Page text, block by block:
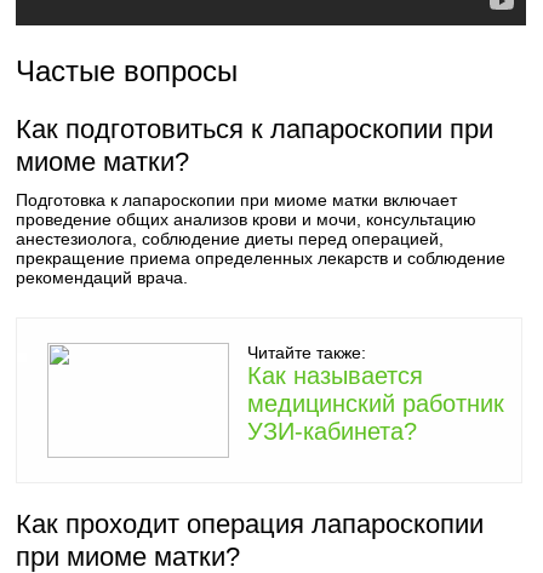
Частые вопросы
Как подготовиться к лапароскопии при
миоме матки?
Подготовка к лапароскопии при миоме матки включает
проведение общих анализов крови и мочи, консультацию
анестезиолога, соблюдение диеты перед операцией,
прекращение приема определенных лекарств и соблюдение
рекомендаций врача.
Читайте также:
Как называется
медицинский работник
УЗИ-кабинета?
Как проходит операция лапароскопии
при миоме матки?